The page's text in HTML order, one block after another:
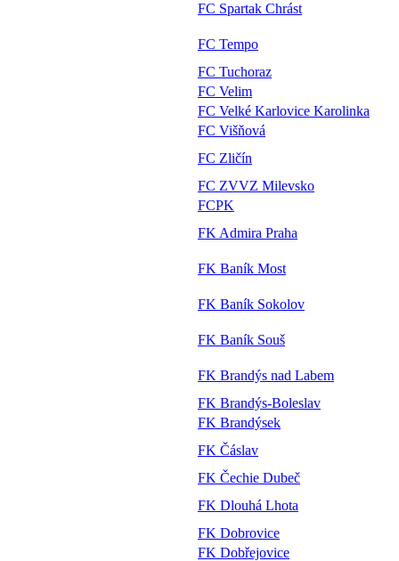
FC Spartak Chrást
FC Tempo
FC Tuchoraz
FC Velim
FC Velké Karlovice Karolinka
FC Višňová
FC Zličín
FC ZVVZ Milevsko
FCPK
FK Admira Praha
FK Baník Most
FK Baník Sokolov
FK Baník Souš
FK Brandýs nad Labem
FK Brandýs-Boleslav
FK Brandýsek
FK Čáslav
FK Čechie Dubeč
FK Dlouhá Lhota
FK Dobrovice
FK Dobřejovice